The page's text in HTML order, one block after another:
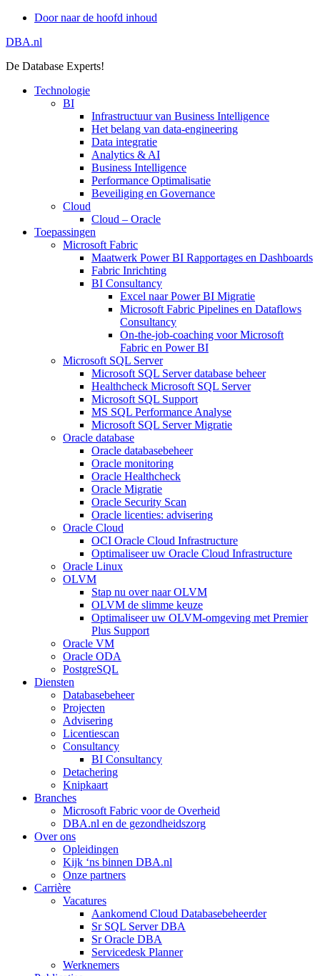
Door naar de hoofd inhoud
DBA.nl
De Database Experts!
Technologie
BI
Infrastructuur van Business Intelligence
Het belang van data-engineering
Data integratie
Analytics & AI
Business Intelligence
Performance Optimalisatie
Beveiliging en Governance
Cloud
Cloud – Oracle
Toepassingen
Microsoft Fabric
Maatwerk Power BI Rapportages en Dashboards
Fabric Inrichting
BI Consultancy
Excel naar Power BI Migratie
Microsoft Fabric Pipelines en Dataflows
Consultancy
On-the-job-coaching voor Microsoft
Fabric en Power BI
Microsoft SQL Server
Microsoft SQL Server database beheer
Healthcheck Microsoft SQL Server
Microsoft SQL Support
MS SQL Performance Analyse
Microsoft SQL Server Migratie
Oracle database
Oracle databasebeheer
Oracle monitoring
Oracle Healthcheck
Oracle Migratie
Oracle Security Scan
Oracle licenties: advisering
Oracle Cloud
OCI Oracle Cloud Infrastructure
Optimaliseer uw Oracle Cloud Infrastructure
Oracle Linux
OLVM
Stap nu over naar OLVM
OLVM de slimme keuze
Optimaliseer uw OLVM-omgeving met Premier
Plus Support
Oracle VM
Oracle ODA
PostgreSQL
Diensten
Databasebeheer
Projecten
Advisering
Licentiescan
Consultancy
BI Consultancy
Detachering
Knipkaart
Branches
Microsoft Fabric voor de Overheid
DBA.nl en de gezondheidszorg
Over ons
Opleidingen
Kijk ‘ns binnen DBA.nl
Onze partners
Carrière
Vacatures
Aankomend Cloud Databasebeheerder
Sr SQL Server DBA
Sr Oracle DBA
Servicedesk Planner
Werknemers